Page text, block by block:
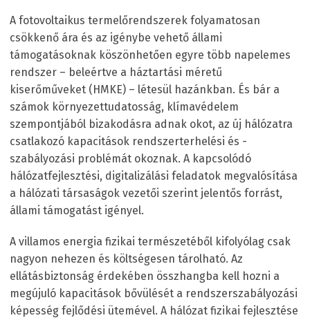
A fotovoltaikus termelőrendszerek folyamatosan
csökkenő ára és az igénybe vehető állami
támogatásoknak köszönhetően egyre több napelemes
rendszer – beleértve a háztartási méretű
kiserőműveket (HMKE) – létesül hazánkban. És bár a
számok környezettudatosság, klímavédelem
szempontjából bizakodásra adnak okot, az új hálózatra
csatlakozó kapacitások rendszerterhelési és -
szabályozási problémát okoznak. A kapcsolódó
hálózatfejlesztési, digitalizálási feladatok megvalósítása
a hálózati társaságok vezetői szerint jelentős forrást,
állami támogatást igényel.
A villamos energia fizikai természetéből kifolyólag csak
nagyon nehezen és költségesen tárolható. Az
ellátásbiztonság érdekében összhangba kell hozni a
megújuló kapacitások bővülését a rendszerszabályozási
képesség fejlődési ütemével. A hálózat fizikai fejlesztése